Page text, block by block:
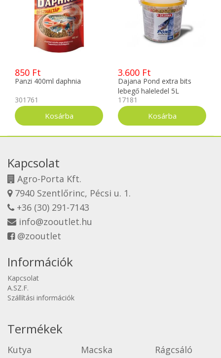
850 Ft
Panzi 400ml daphnia
301761
3.600 Ft
Dajana Pond extra bits
lebegő haleledel 5L
17181
Kapcsolat
Agro-Porta Kft.
7940 Szentlőrinc, Pécsi u. 1.
+36 (30) 291-7143
info@zooutlet.hu
@zooutlet
Információk
Kapcsolat
A.SZ.F.
Szállítási információk
Termékek
Kutya Macska Rágcsáló